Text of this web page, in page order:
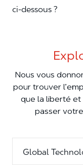
ci-dessous ?
Nous vous
pour trouver
que la liberté et
passer
Global